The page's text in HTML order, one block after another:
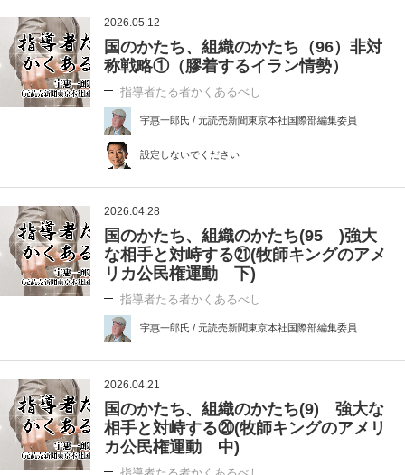
2026.05.12
国のかたち、組織のかたち（96）非対
称戦略①（膠着するイラン情勢）
指導者たる者かくあるべし
宇惠一郎氏 / 元読売新聞東京本社国際部編集委員
設定しないでください
2026.04.28
国のかたち、組織のかたち(95 )強大
な相手と対峙する㉑(牧師キングのアメ
リカ公民権運動 下)
指導者たる者かくあるべし
宇惠一郎氏 / 元読売新聞東京本社国際部編集委員
2026.04.21
国のかたち、組織のかたち(9) 強大な
相手と対峙する⑳(牧師キングのアメリ
カ公民権運動 中)